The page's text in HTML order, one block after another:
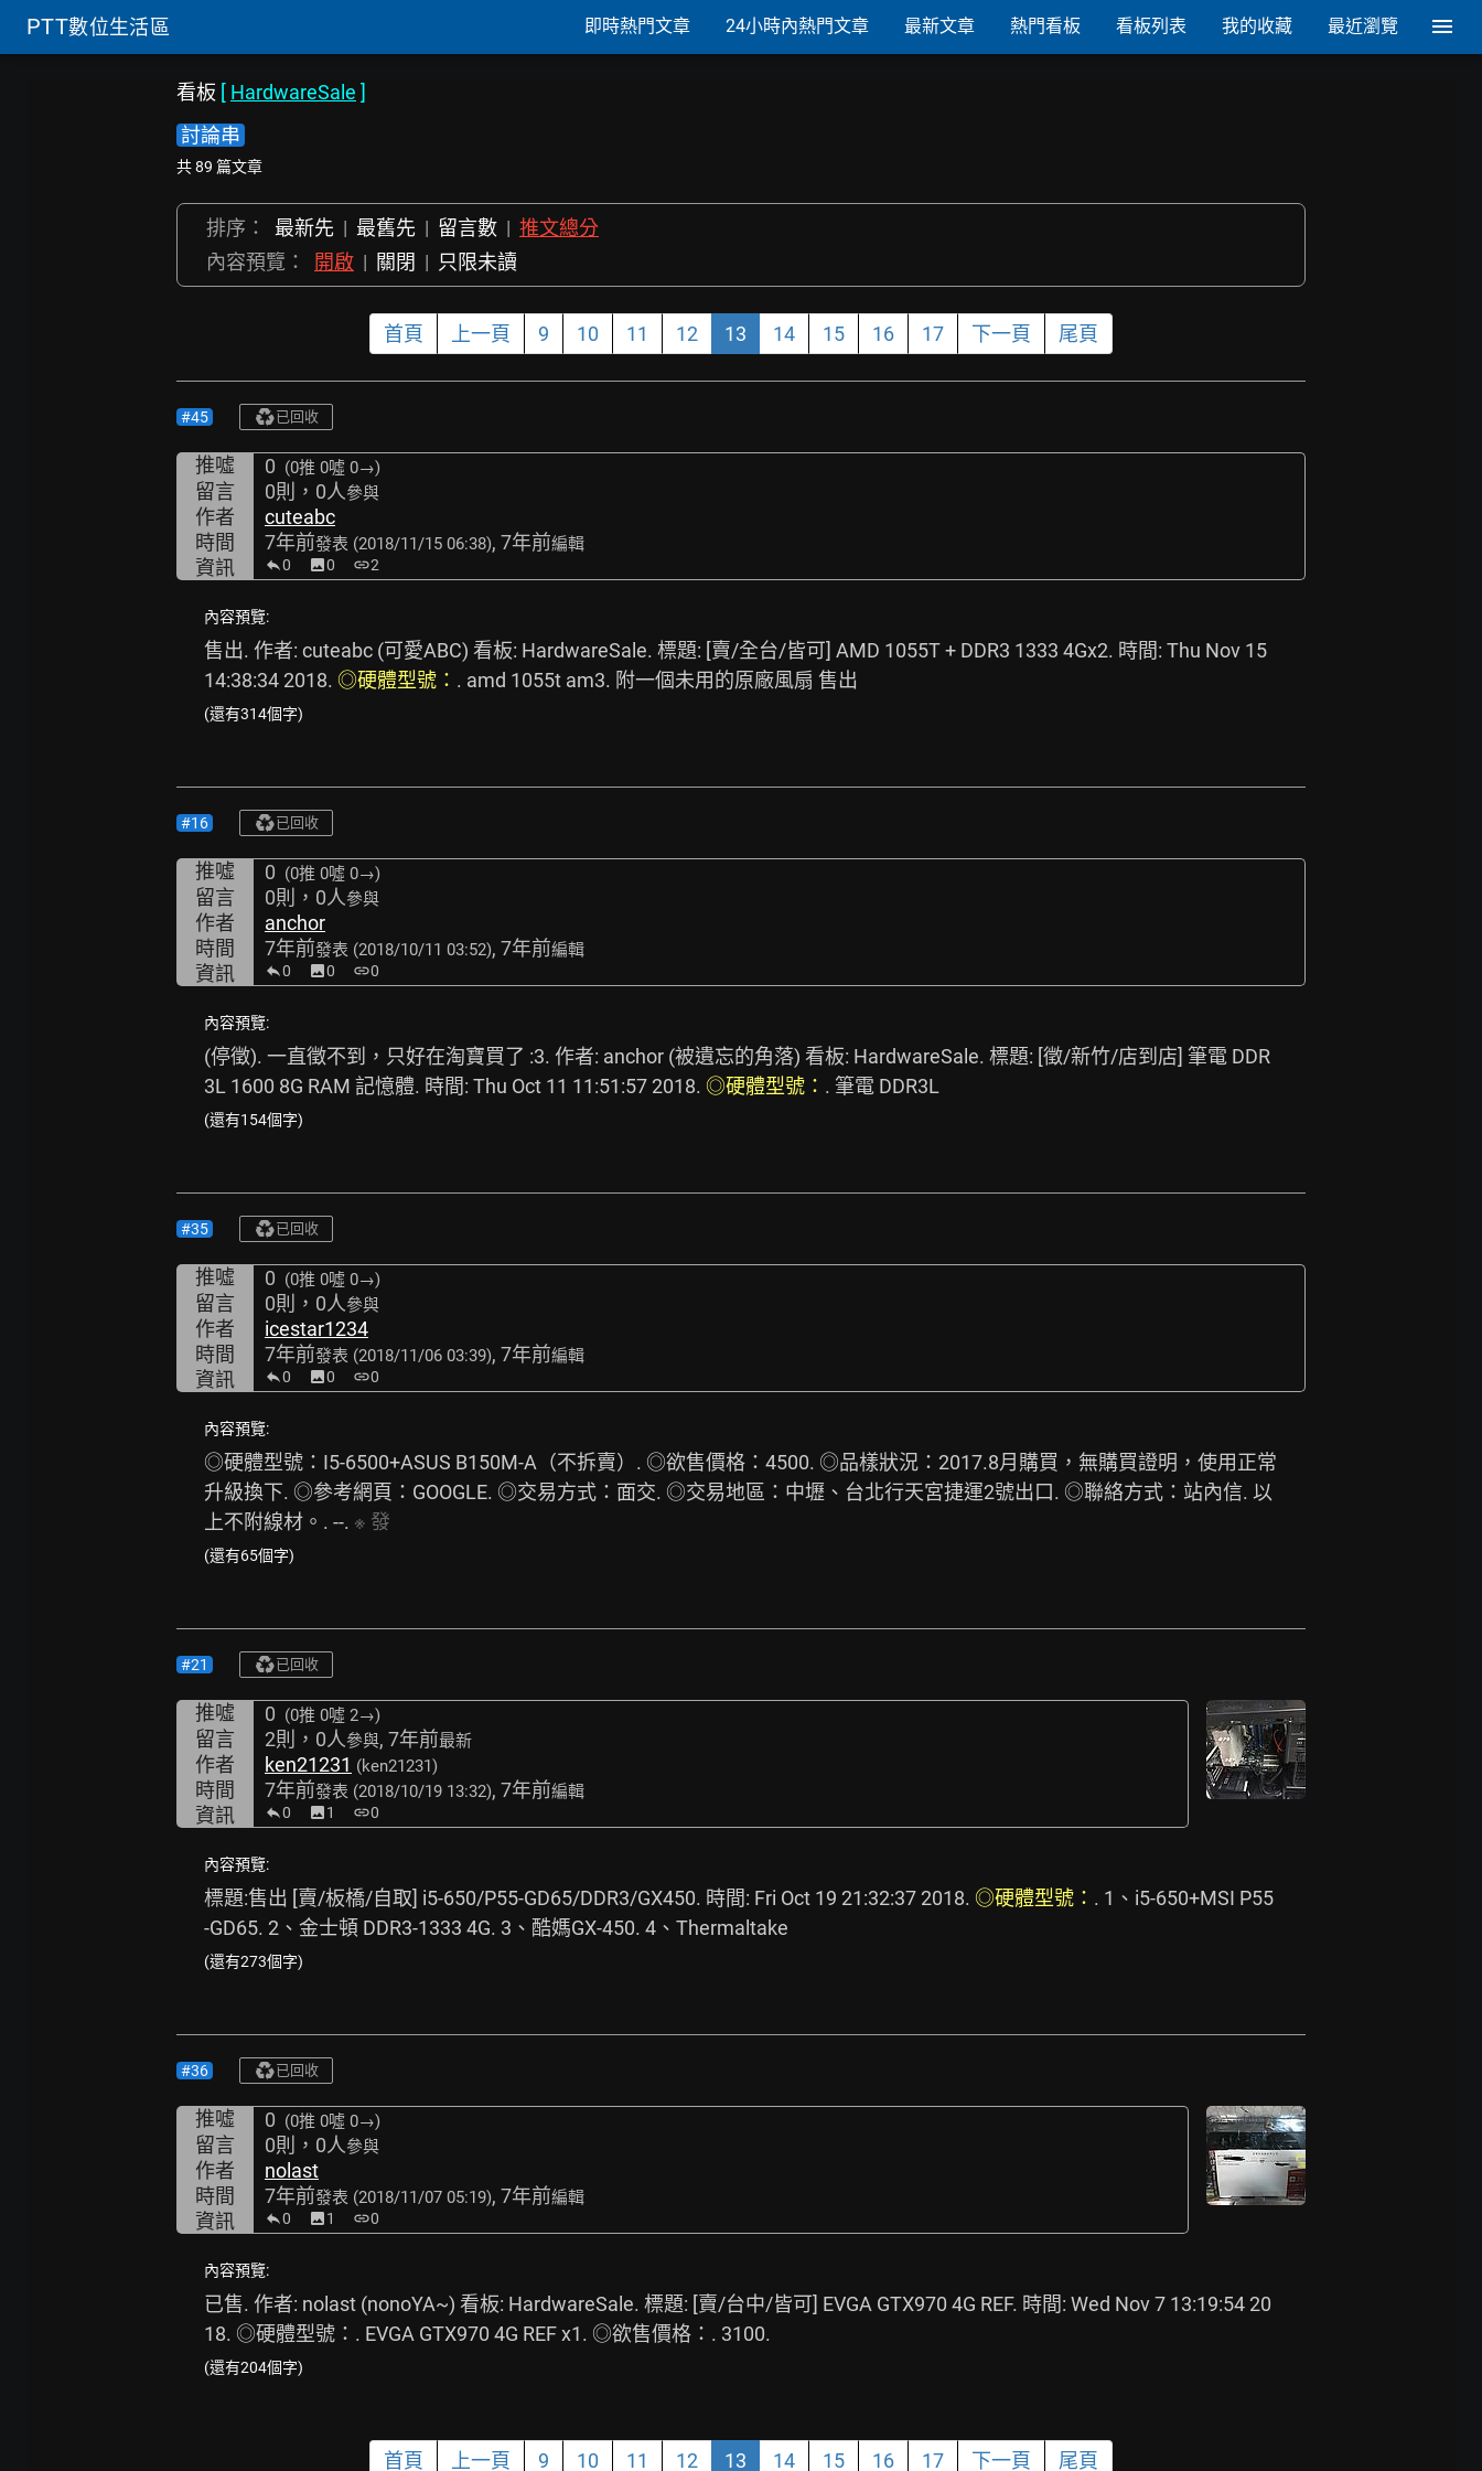
PTT數位生活區 即時熱門文章 24小時內熱門文章 最新文章 熱門看板 看板列表 我的收藏 最近瀏覽
看板 [ HardwareSale ]
討論串
共 89 篇文章
排序： 最新先 | 最舊先 | 留言數 | 推文總分
內容預覽：
開啟 | 關閉 | 只限未讀
首頁 上一頁 9 10 11 12 13 14 15 16 17 下一頁 尾頁
#45 已回收
推噓 0 (0推 0噓 0→)
留言 0則，0人參與
作者
cuteabc
時間
7年前發表 (2018/11/15 06:38), 7年前編輯
資訊 0 image0 link2
內容預覽:
售出. 作者: cuteabc (可愛ABC) 看板: HardwareSale. 標題: [賣/全台/皆可] AMD 1055T + DDR3 1333 4Gx2. 時間: Thu Nov 15
14:38:34 2018. ◎硬體型號： . amd 1055t am3. 附一個未用的原廠風扇 售出
(還有314個字)
#16 已回收
推噓 0 (0推 0噓 0→)
留言 0則，0人參與
作者
anchor
時間
7年前發表 (2018/10/11 03:52), 7年前編輯
資訊 0 image0 link0
內容預覽:
(停徵). 一直徵不到，只好在淘寶買了 :3. 作者: anchor (被遺忘的角落) 看板: HardwareSale. 標題: [徵/新竹/店到店] 筆電 DDR
3L 1600 8G RAM 記憶體. 時間: Thu Oct 11 11:51:57 2018. ◎硬體型號： . 筆電 DDR3L
(還有154個字)
#35 已回收
推噓 0 (0推 0噓 0→)
留言 0則，0人參與
作者
icestar1234
時間
7年前發表 (2018/11/06 03:39), 7年前編輯
資訊 0 image0 link0
內容預覽:
◎硬體型號：I5-6500+ASUS B150M-A（不拆賣）. ◎欲售價格：4500. ◎品樣狀況：2017.8月購買，無購買證明，使用正常
升級換下. ◎參考網頁：GOOGLE. ◎交易方式：面交. ◎交易地區：中壢、台北行天宮捷運2號出口. ◎聯絡方式：站內信. 以
上不附線材。. --. ※ 發
(還有65個字)
#21 已回收
推噓 0 (0推 0噓 2→)
留言 2則，0人參與, 7年前最新
作者 ken21231 (ken21231)
時間 7年前發表 (2018/10/19 13:32), 7年前編輯
資訊 0 image1 link0
內容預覽:
標題:售出 [賣/板橋/自取] i5-650/P55-GD65/DDR3/GX450. 時間: Fri Oct 19 21:32:37 2018. ◎硬體型號： . 1、i5-650+MSI P55
-GD65. 2、金士頓 DDR3-1333 4G. 3、酷媽GX-450. 4、Thermaltake
(還有273個字)
#36 已回收
推噓 0 (0推 0噓 0→)
留言 0則，0人參與
作者
nolast
時間
7年前發表 (2018/11/07 05:19), 7年前編輯
資訊 0 image1 link0
內容預覽:
已售. 作者: nolast (nonoYA~) 看板: HardwareSale. 標題: [賣/台中/皆可] EVGA GTX970 4G REF. 時間: Wed Nov 7 13:19:54 20
18. ◎硬體型號：. EVGA GTX970 4G REF x1. ◎欲售價格：. 3100.
(還有204個字)
首頁 上一頁 9 10 11 12 13 14 15 16 17 下一頁 尾頁